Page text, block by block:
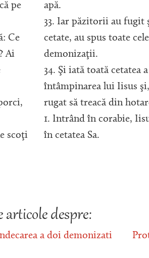
pe
Ce
Ai
scoţi
apă.
33. Iar păzitorii au fugit
cetate, au spus toate
demonizaţii.
34. Şi iată toată cetatea
întâmpinarea lui Iisus
rugat să treacă din
1. Intrând în corabie,
în cetatea Sa.
articole despre:
a doi demonizati